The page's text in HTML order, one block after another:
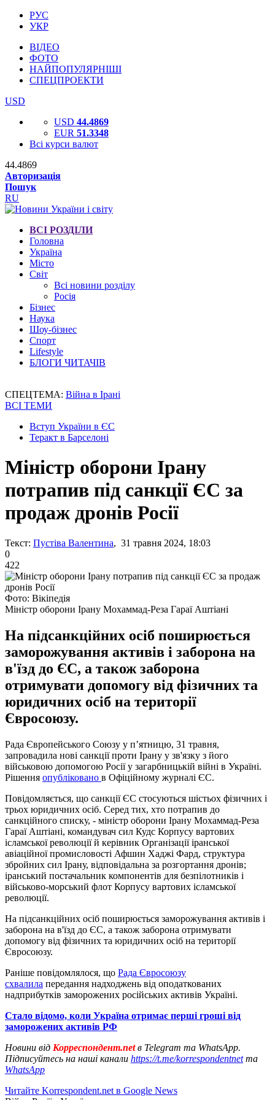
РУС
УКР
ВІДЕО
ФОТО
НАЙПОПУЛЯРНІШІ
СПЕЦПРОЕКТИ
USD
USD 44.4869
EUR 51.3348
Всі курси валют
44.4869
Авторизація
Пошук
RU
ВСІ РОЗДІЛИ
Головна
Україна
Місто
Світ
Всі новини розділу
Росія
Бізнес
Наука
Шоу-бізнес
Спорт
Lifestyle
БЛОГИ ЧИТАЧІВ
СПЕЦТЕМА: Війна в Ірані
ВСІ ТЕМИ
Вступ України в ЄС
Теракт в Барселоні
Міністр оборони Ірану
потрапив під санкції ЄС за
продаж дронів Росії
Текст: Пустіва Валентина, 31 травня 2024, 18:03
0
422
Фото: Вікіпедія
Міністр оборони Ірану Мохаммад-Реза Гараї Аштіані
На підсанкційних осіб поширюється
заморожування активів і заборона на
в'їзд до ЄС, а також заборона
отримувати допомогу від фізичних та
юридичних осіб на території
Євросоюзу.
Рада Європейського Союзу у п’ятницю, 31 травня,
запровадила нові санкції проти Ірану у зв'язку з його
військовою допомогою Росії у загарбницькій війні в Україні.
Рішення опубліковано в Офіційному журналі ЄС.
Повідомляється, що санкції ЄС стосуються шістьох фізичних і
трьох юридичних осіб. Серед тих, хто потрапив до
санкційного списку, - міністр оборони Ірану Мохаммад-Реза
Гараї Аштіані, командувач сил Кудс Корпусу вартових
ісламської революції й керівник Організації іранської
авіаційної промисловості Афшин Хаджі Фард, структура
збройних сил Ірану, відповідальна за розгортання дронів;
іранський постачальник компонентів для безпілотників і
військово-морський флот Корпусу вартових ісламської
революції.
На підсанкційних осіб поширюється заморожування активів і
заборона на в'їзд до ЄС, а також заборона отримувати
допомогу від фізичних та юридичних осіб на території
Євросоюзу.
Раніше повідомлялося, що Рада Євросоюзу
схвалила передання надходжень від оподаткованих
надприбутків заморожених російських активів Україні.
Стало відомо, коли Україна отримає перші гроші від
заморожених активів РФ
Новини від Корреспондент.netв Telegram та WhatsApp.
Підписуйтесь на наші канали https://t.me/korrespondentnetта
WhatsApp
Читайте Korrespondent.net в Google News